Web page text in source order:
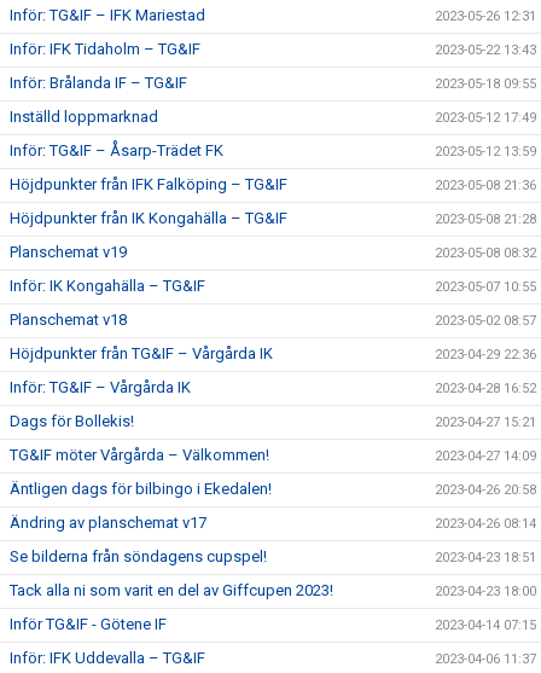
Inför: TG&IF – IFK Mariestad 2023-05-26 12:31
Inför: IFK Tidaholm – TG&IF 2023-05-22 13:43
Inför: Brålanda IF – TG&IF 2023-05-18 09:55
Inställd loppmarknad 2023-05-12 17:49
Inför: TG&IF – Åsarp-Trädet FK 2023-05-12 13:59
Höjdpunkter från IFK Falköping – TG&IF 2023-05-08 21:36
Höjdpunkter från IK Kongahälla – TG&IF 2023-05-08 21:28
Planschemat v19 2023-05-08 08:32
Inför: IK Kongahälla – TG&IF 2023-05-07 10:55
Planschemat v18 2023-05-02 08:57
Höjdpunkter från TG&IF – Vårgårda IK 2023-04-29 22:36
Inför: TG&IF – Vårgårda IK 2023-04-28 16:52
Dags för Bollekis! 2023-04-27 15:21
TG&IF möter Vårgårda – Välkommen! 2023-04-27 14:09
Äntligen dags för bilbingo i Ekedalen! 2023-04-26 20:58
Ändring av planschemat v17 2023-04-26 08:14
Se bilderna från söndagens cupspel! 2023-04-23 18:51
Tack alla ni som varit en del av Giffcupen 2023! 2023-04-23 18:00
Inför TG&IF - Götene IF 2023-04-14 07:15
Inför: IFK Uddevalla – TG&IF 2023-04-06 11:37